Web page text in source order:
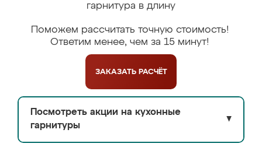
гарнитура в длину
Поможем рассчитать точную стоимость!
Ответим менее, чем за 15 минут!
ЗАКАЗАТЬ РАСЧЁТ
Посмотреть акции на кухонные
гарнитуры
▼